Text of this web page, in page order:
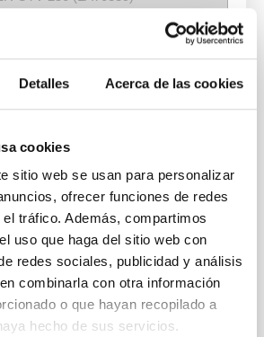
Detalles Acerca de las cookies
cookies
sitio web se usan para personalizar
ofrecer funciones de redes
tráfico. Además, compartimos
uso que haga del sitio web con
redes sociales, publicidad y análisis
combinarla con otra información
o que hayan recopilado a
hecho de sus servicios.